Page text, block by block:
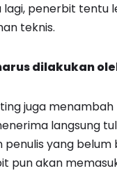
lagi, penerbit tentu
teknis.
dilakukan
juga
langsung
penulis yang
pun akan